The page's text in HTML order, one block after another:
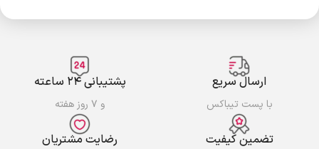
ارسال سریع
با پست تیباکس
پشتیبانی ۲۴ ساعته
و ۷ روز هفته
تضمین کیفیت رضایت مشتریان